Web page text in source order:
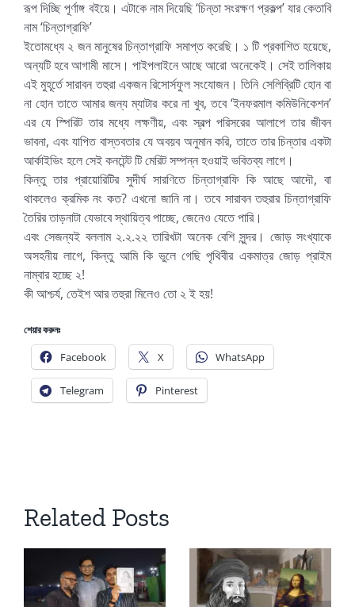
রূপ দিচ্ছি পূর্ণাঙ্গ বইয়ে। এটাকে নাম দিয়েছি ‘চিন্তা সংরক্ষণ প্রকল্প’ যার কেতাবি
নাম ‘চিন্তাগ্রাফি’
ইতোমধ্যে ২ জন মানুষের চিন্তাগ্রাফি সমাপ্ত করেছি। ১ টি প্রকাশিত হয়েছে,
অন্যটি হবে আগামী মাসে। পাইপলাইনে আছে আরো অনেকেই। সেই তালিকায়
এই মুহূর্তে সারাবন তহুরা একজন রিসোর্সফুল সংযোজন। তিনি সেলিব্রিটি হোন বা
না হোন তাতে আমার জন্য ম্যাটার করে না খুব, তবে ‘ইনফরমাল কমিউনিকেশন’
এর যে স্পিরিট তার মধ্যে লক্ষণীয়, এবং স্বল্প পরিসরের আলাপে তার জীবন
ভাবনা, এবং যাপিত বাস্তবতার যে অবয়ব অনুমান করি, তাতে তার চিন্তার একটা
আর্কাইভিং হলে সেই কনটেন্ট টি মেরিট সম্পন্ন হওয়াই ভবিতব্য লাগে।
কিন্তু তার প্রায়োরিটির সুদীর্ঘ সারণিতে চিন্তাগ্রাফি কি আছে আদৌ, বা
থাকলেও ক্রমিক নং কত? এখনো জানি না। তবে সারাবন তহুরার চিন্তাগ্রাফি
তৈরির তাড়নাটা যেভাবে স্থায়িত্ব পাচ্ছে, জেনেও যেতে পারি।
এবং সেজন্যই বললাম ২.২.২২ তারিখটা অনেক বেশি সুন্দর। জোড় সংখ্যাকে
অসহনীয় লাগে, কিন্তু আমি কি ভুলে গেছি পৃথিবীর একমাত্র জোড় প্রাইম
নাম্বার হচ্ছে ২!
কী আশ্চর্য, তেইশ আর তহুরা মিলেও তো ২ ই হয়!
শেয়ার করুনঃ
Facebook X WhatsApp
Telegram Pinterest
Related Posts